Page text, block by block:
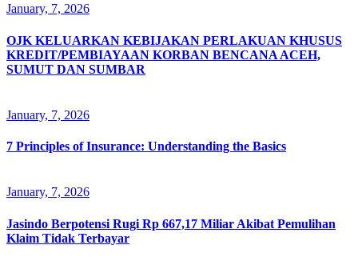
January, 7, 2026
OJK KELUARKAN KEBIJAKAN PERLAKUAN KHUSUS
KREDIT/PEMBIAYAAN KORBAN BENCANA ACEH,
SUMUT DAN SUMBAR
January, 7, 2026
7 Principles of Insurance: Understanding the Basics
January, 7, 2026
Jasindo Berpotensi Rugi Rp 667,17 Miliar Akibat Pemulihan
Klaim Tidak Terbayar